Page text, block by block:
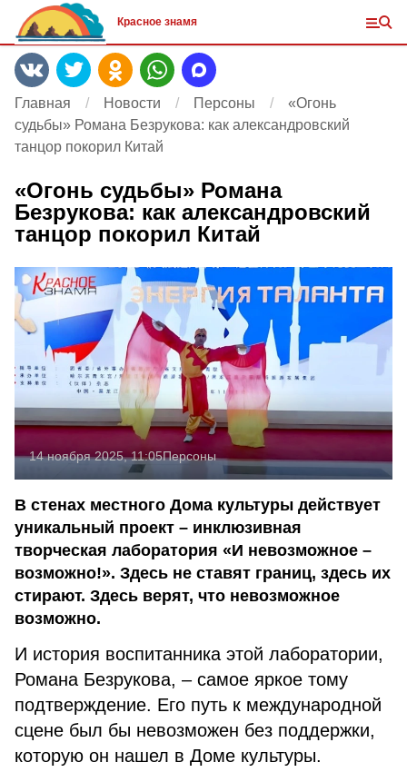
Красное знамя
Главная Новости Персоны
«Огонь
судьбы» Романа Безрукова: как александровский
танцор покорил Китай
«Огонь судьбы» Романа
Безрукова: как александровский
танцор покорил Китай
14 ноября 2025, 11:05Персоны
В стенах местного Дома культуры действует
уникальный проект – инклюзивная
творческая лаборатория «И невозможное –
возможно!». Здесь не ставят границ, здесь их
стирают. Здесь верят, что невозможное
возможно.
И история воспитанника этой лаборатории,
Романа Безрукова, – самое яркое тому
подтверждение. Его путь к международной
сцене был бы невозможен без поддержки,
которую он нашел в Доме культуры.